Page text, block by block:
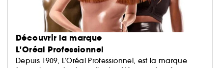
Découvrir la marque
L'Oréal Professionnel
Depuis 1909, L’Oréal Professionnel, est la marque